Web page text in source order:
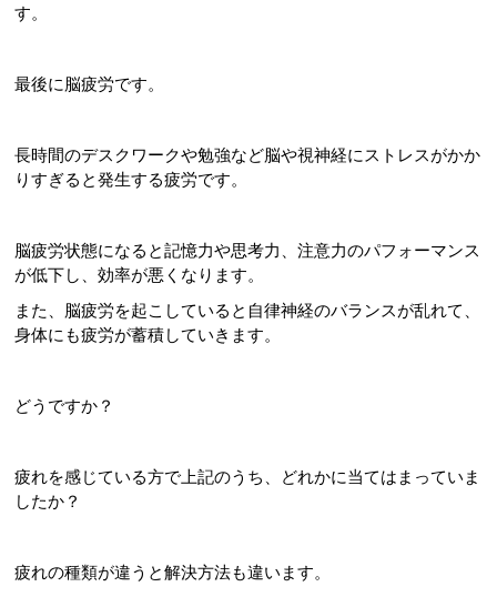
す。
最後に脳疲労です。
長時間のデスクワークや勉強など脳や視神経にストレスがかか
りすぎると発生する疲労です。
脳疲労状態になると記憶力や思考力、注意力のパフォーマンス
が低下し、効率が悪くなります。
また、脳疲労を起こしていると自律神経のバランスが乱れて、
身体にも疲労が蓄積していきます。
どうですか？
疲れを感じている方で上記のうち、どれかに当てはまっていま
したか？
疲れの種類が違うと解決方法も違います。